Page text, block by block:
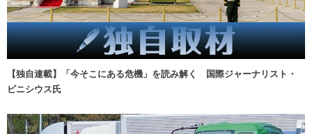
【独自連載】「今そこにある危機」を読み解く 国際ジャーナリスト・
ビニシウス氏